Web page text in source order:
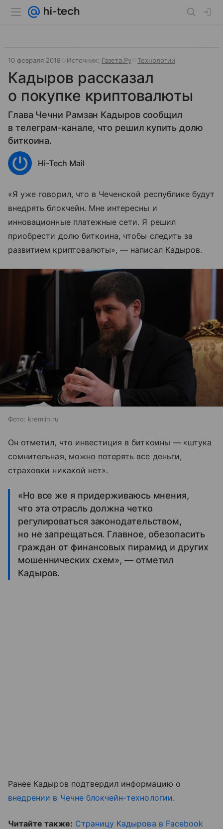
10 февраля 2018 Источник: Газета.Ру Технологии
Кадыров рассказал
о покупке криптовалюты
Глава Чечни Рамзан Кадыров сообщил
в телеграм-канале, что решил купить долю
биткоина.
Hi-Tech Mail
«Я уже говорил, что в Чеченской республике будут
внедрять блокчейн. Мне интересны и
инновационные платежные сети. Я решил
приобрести долю биткоина, чтобы следить за
развитием криптовалюты», — написал Кадыров.
Фото: kremlin.ru
Он отметил, что инвестиция в биткоины — «штука
сомнительная, можно потерять все деньги,
страховки никакой нет».
«Но все же я придерживаюсь мнения,
что эта отрасль должна четко
регулироваться законодательством,
но не запрещаться. Главное, обезопасить
граждан от финансовых пирамид и других
мошеннических схем», — отметил
Кадыров.
Ранее Кадыров подтвердил информацию о
внедрении в Чечне блокчейн-технологии.
Читайте также: Страницу Кадырова в Facebook